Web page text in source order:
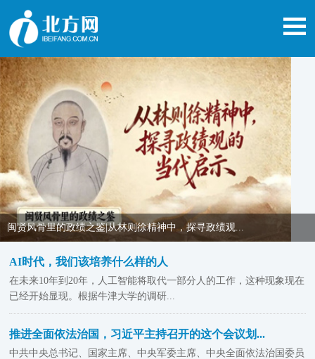
闽贤风骨里的政绩之鉴|从林则徐精神中，探寻政绩观...
AI时代，我们该培养什么样的人
在未来10年到20年，人工智能将取代一部分人的工作，这种现象现在
已经开始显现。根据牛津大学的调研...
推进全面依法治国，习近平主持召开的这个会议划...
中共中央总书记、国家主席、中央军委主席、中央全面依法治国委员